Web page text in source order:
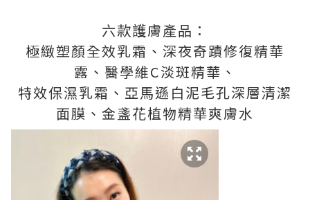
六款護膚產品：
極緻塑顏全效乳霜、深夜奇蹟修復精華
露、醫學維C淡斑精華、
特效保濕乳霜、亞馬遜白泥毛孔深層清潔
面膜、金盞花植物精華爽膚水